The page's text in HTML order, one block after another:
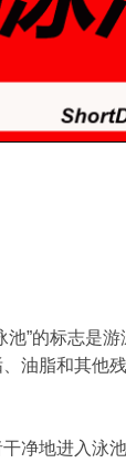
池”的标志是
油脂和其他
净地进入泳